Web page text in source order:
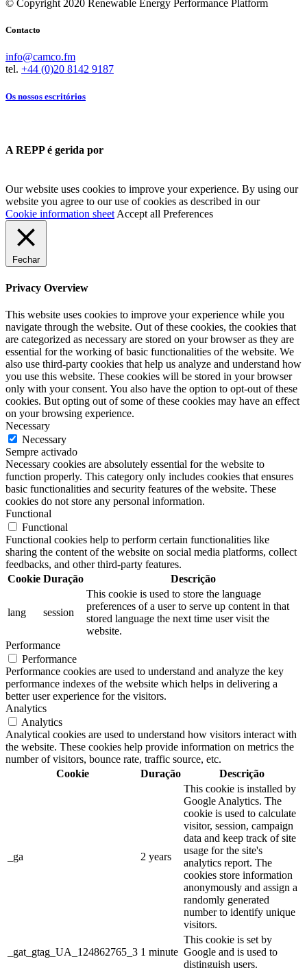
© Copyright 2020 Renewable Energy Performance Platform
Contacto
info@camco.fm
tel. +44 (0)20 8142 9187
Os nossos escritórios
A REPP é gerida por
Our website uses cookies to improve your experience. By using our
website you agree to our use of cookies as described in our
Cookie information sheet Accept all Preferences
Fechar
Privacy Overview
This website uses cookies to improve your experience while you
navigate through the website. Out of these cookies, the cookies that
are categorized as necessary are stored on your browser as they are
essential for the working of basic functionalities of the website. We
also use third-party cookies that help us analyze and understand how
you use this website. These cookies will be stored in your browser
only with your consent. You also have the option to opt-out of these
cookies. But opting out of some of these cookies may have an effect
on your browsing experience.
Necessary
Necessary
Sempre activado
Necessary cookies are absolutely essential for the website to
function properly. This category only includes cookies that ensures
basic functionalities and security features of the website. These
cookies do not store any personal information.
Functional
Functional
Functional cookies help to perform certain functionalities like
sharing the content of the website on social media platforms, collect
feedbacks, and other third-party features.
Cookie Duração Descrição
lang session
This cookie is used to store the language
preferences of a user to serve up content in that
stored language the next time user visit the
website.
Performance
Performance
Performance cookies are used to understand and analyze the key
performance indexes of the website which helps in delivering a
better user experience for the visitors.
Analytics
Analytics
Analytical cookies are used to understand how visitors interact with
the website. These cookies help provide information on metrics the
number of visitors, bounce rate, traffic source, etc.
Cookie
Duração Descrição
_ga 2 years
This cookie is installed by
Google Analytics. The
cookie is used to calculate
visitor, session, campaign
data and keep track of site
usage for the site's
analytics report. The
cookies store information
anonymously and assign a
randomly generated
number to identify unique
visitors.
_gat_gtag_UA_124862765_3 1 minute
This cookie is set by
Google and is used to
distinguish users.